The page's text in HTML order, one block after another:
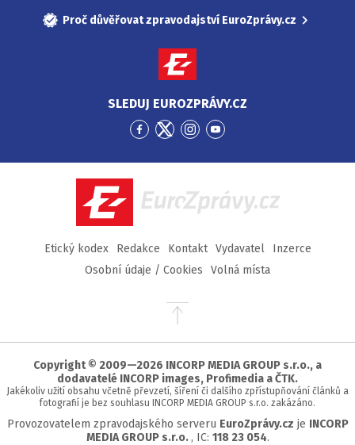
Proč důvěřovat zpravodajství EuroZprávy.cz
SLEDUJ EUROZPRÁVY.CZ
Přejít
Facebook
Přejít
Twitter
Přejít
Instagram
Přejít
YouTube
EuroZprávy.cz
Etický kodex Redakce Kontakt Vydavatel
Inzerce
Osobní údaje / Cookies
Volná místa
Přejít
stránky
Copyright © 2009—2026 INCORP MEDIA GROUP s.r.o., a
dodavatelé INCORP images, Profimedia a ČTK.
Jakékoliv užití obsahu včetně převzetí, šíření či dalšího zpřístupňování článků a
fotografií je bez souhlasu INCORP MEDIA GROUP s.r.o. zakázáno.
Provozovatelem zpravodajského serveru EuroZprávy.cz je INCORP
MEDIA GROUP s.r.o., IC: 118 23 054.